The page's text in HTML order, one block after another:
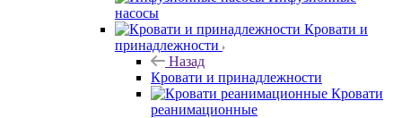
насосы
Кровати и
принадлежности
Назад
Кровати и принадлежности
Кровати
реанимационные